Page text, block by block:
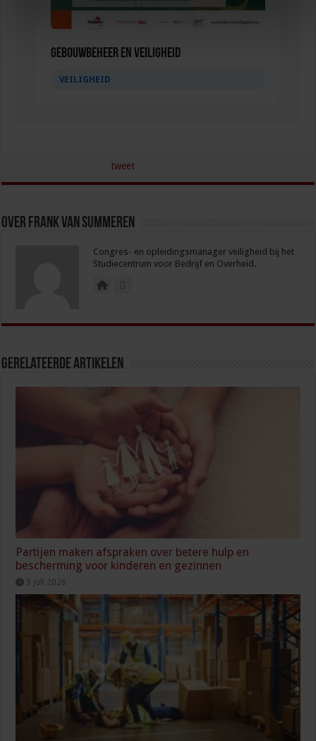
Gebouwbeheer en veiligheid
VEILIGHEID
tweet
Over Frank van Summeren
Congres- en opleidingsmanager veiligheid bij het
Studiecentrum voor Bedrijf en Overheid.
Gerelateerde Artikelen
Partijen maken afspraken over betere hulp en
bescherming voor kinderen en gezinnen
9 juli 2026